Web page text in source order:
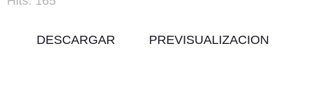
DESCARGAR PREVISUALIZACION